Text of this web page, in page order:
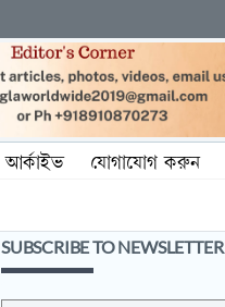
আর্কাইভ যোগাযোগ করুন
SUBSCRIBE TO NEWSLETTER